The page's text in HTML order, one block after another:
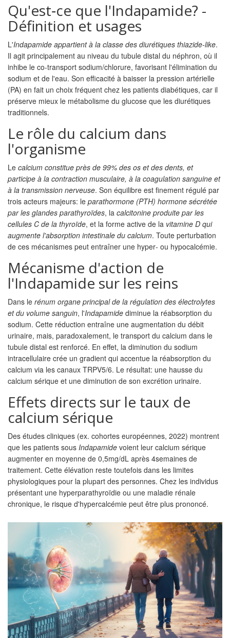
Qu'est‑ce que l'Indapamide? -
Définition et usages
L'Indapamide appartient à la classe des diurétiques thiazide‑like.
Il agit principalement au niveau du tubule distal du néphron, où il
inhibe le co‑transport sodium/chlorure, favorisant l'élimination du
sodium et de l'eau. Son efficacité à baisser la pression artérielle
(PA) en fait un choix fréquent chez les patients diabétiques, car il
préserve mieux le métabolisme du glucose que les diurétiques
traditionnels.
Le rôle du calcium dans
l'organisme
Le calcium constitue près de 99% des os et des dents, et
participe à la contraction musculaire, à la coagulation sanguine et
à la transmission nerveuse. Son équilibre est finement régulé par
trois acteurs majeurs: le parathormone (PTH) hormone sécrétée
par les glandes parathyroïdes, la calcitonine produite par les
cellules C de la thyroïde, et la forme active de la vitamine D qui
augmente l'absorption intestinale du calcium. Toute perturbation
de ces mécanismes peut entraîner une hyper‑ ou hypocalcémie.
Mécanisme d'action de
l'Indapamide sur les reins
Dans le rénum organe principal de la régulation des électrolytes
et du volume sanguin, l'Indapamide diminue la réabsorption du
sodium. Cette réduction entraîne une augmentation du débit
urinaire, mais, paradoxalement, le transport du calcium dans le
tubule distal est renforcé. En effet, la diminution du sodium
intracellulaire crée un gradient qui accentue la réabsorption du
calcium via les canaux TRPV5/6. Le résultat: une hausse du
calcium sérique et une diminution de son excrétion urinaire.
Effets directs sur le taux de
calcium sérique
Des études cliniques (ex. cohortes européennes, 2022) montrent
que les patients sous Indapamide voient leur calcium sérique
augmenter en moyenne de 0,5mg/dL après 4semaines de
traitement. Cette élévation reste toutefois dans les limites
physiologiques pour la plupart des personnes. Chez les individus
présentant une hyperparathyroïdie ou une maladie rénale
chronique, le risque d'hypercalcémie peut être plus prononcé.